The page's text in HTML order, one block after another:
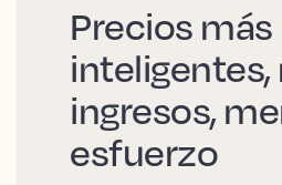
Precios más
inteligentes,
ingresos,
esfuerzo